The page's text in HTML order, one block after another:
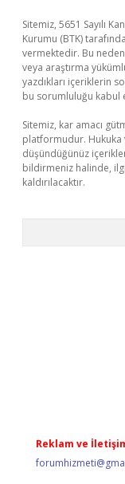
Sitemiz, 5651 Sayılı
Kurumu (BTK)
vermektedir. Bu
veya araştırma
yazdıkları içeriklerin
bu sorumluluğu kabul
Sitemiz, kar amacı
platformudur. Hukuka
düşündüğünüz
bildirmeniz halinde,
kaldırılacaktır.
Reklam ve